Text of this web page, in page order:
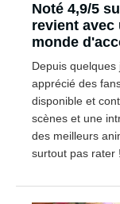
Noté 4,9/5
revient avec
monde
le souffle
Depuis
apprécié des
disponible et
scènes et une
des meilleurs
surtout pas rater !